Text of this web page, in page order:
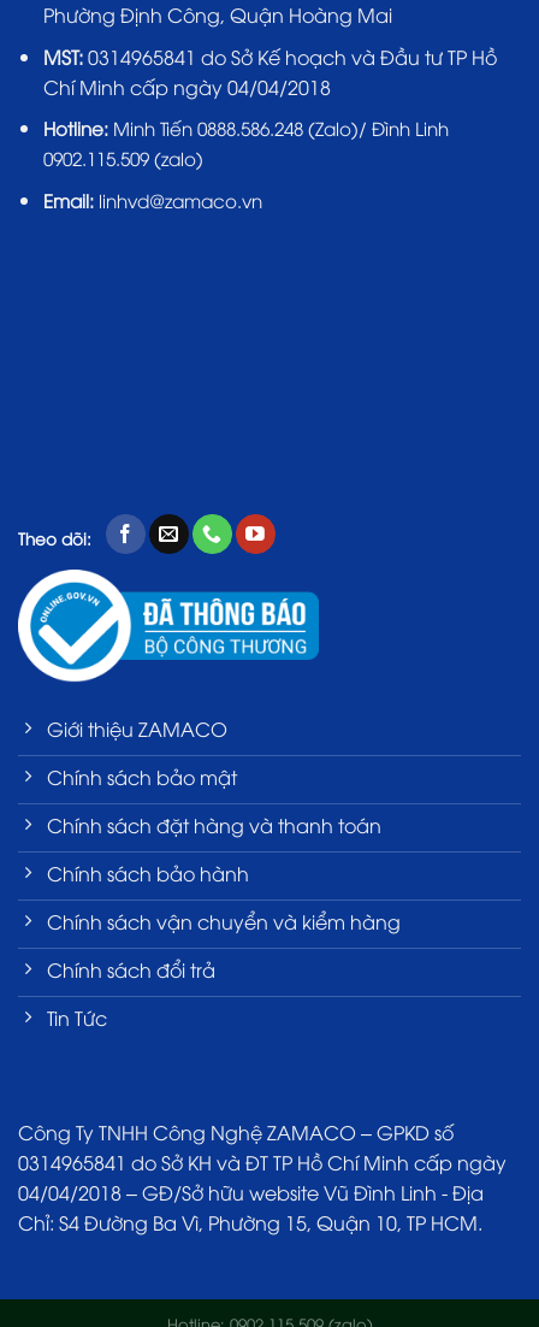
Phường Định Công, Quận Hoàng Mai
MST:0314965841 do Sở Kế hoạch và Đầu tư TP Hồ
Chí Minh cấp ngày 04/04/2018
Hotline: Minh Tiến 0888.586.248 (Zalo)/ Đình Linh
0902.115.509 (zalo)
Email:linhvd@zamaco.vn
Theo dõi:
Giới thiệu ZAMACO
Chính sách bảo mật
Chính sách đặt hàng và thanh toán
Chính sách bảo hành
Chính sách vận chuyển và kiểm hàng
Chính sách đổi trả
Tin Tức
Công Ty TNHH Công Nghệ ZAMACO – GPKD số
0314965841 do Sở KH và ĐT TP Hồ Chí Minh cấp ngày
04/04/2018 – GĐ/Sở hữu website Vũ Đình Linh - Địa
Chỉ: S4 Đường Ba Vì, Phường 15, Quận 10, TP HCM.